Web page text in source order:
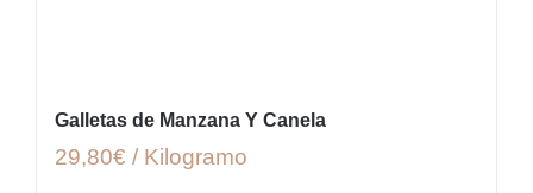
Galletas de Manzana Y Canela
29,80€ / Kilogramo